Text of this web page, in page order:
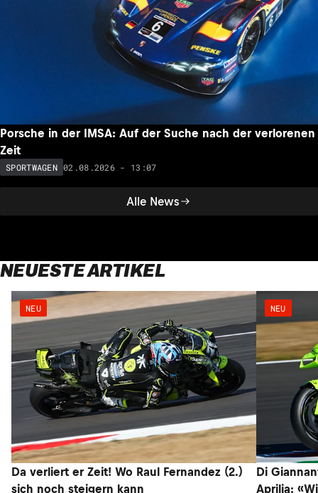
Alle News
Porsche in der IMSA: Auf der Suche nach der verlorenen
Zeit
SPORTWAGEN 02.08.2026 - 13:07
NEUESTE ARTIKEL
NEU
Da verliert er Zeit! Wo Raul Fernandez (2.)
sich noch steigern kann
NEU
Di
Aprilia: